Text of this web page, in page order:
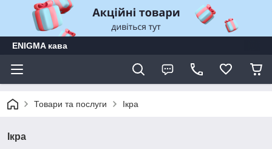
ENIGMA кава
Товари та послуги Ікра
Ікра